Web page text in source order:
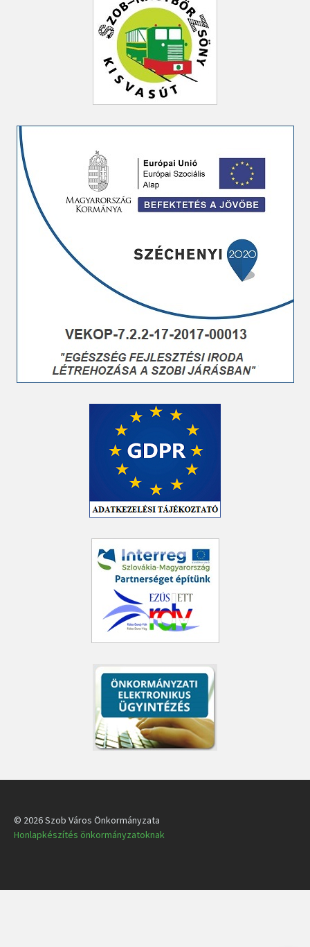
© 2026 Szob Város Önkormányzata
Honlapkészítés önkormányzatoknak